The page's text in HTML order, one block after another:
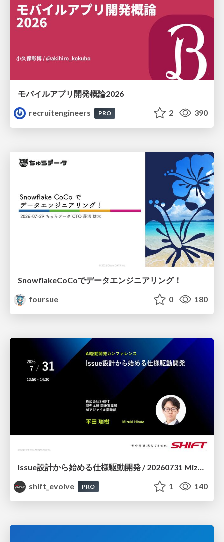
モバイルアプリ開発概論2026
recruitengineers
PRO 2 390
SnowflakeCoCoでデータエンジニアリング！
foursue
0 180
shift_evolve
PRO 1 140